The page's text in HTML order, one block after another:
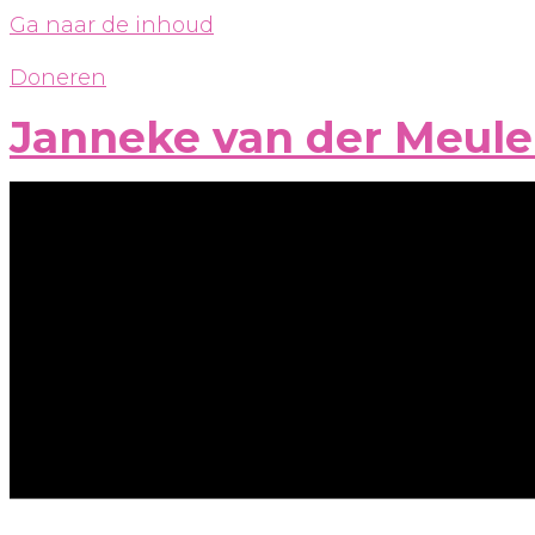
Ga naar de inhoud
Doneren
Janneke van der